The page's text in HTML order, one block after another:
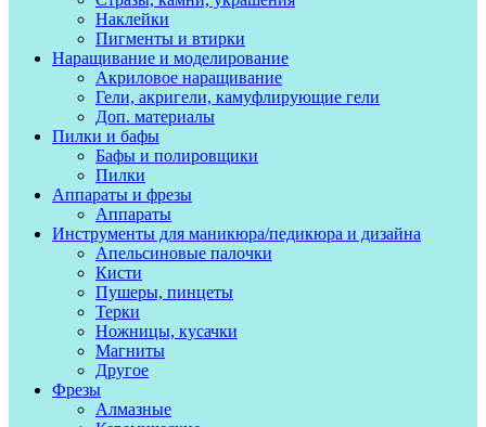
Наклейки
Пигменты и втирки
Наращивание и моделирование
Акриловое наращивание
Гели, акригели, камуфлирующие гели
Доп. материалы
Пилки и бафы
Бафы и полировщики
Пилки
Аппараты и фрезы
Аппараты
Инструменты для маникюра/педикюра и дизайна
Апельсиновые палочки
Кисти
Пушеры, пинцеты
Терки
Ножницы, кусачки
Магниты
Другое
Фрезы
Алмазные